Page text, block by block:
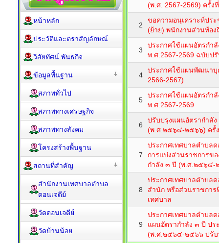
(พ.ศ. 2567-2569) ครั้ง
2
ขอความอนุเคราะห์ปร
(ย้าย) พนักงานส่วนท้อง
3
ประกาศใช้แผนอัตรกำ
พ.ศ.2567-2569 ฉบับป
4
ประกาศใช้แผนพัฒนา
2566-2567)
5
ประกาศใช้แผนอัตรกำ
พ.ศ.2567-2569
6
ปรับปรุงแผนอัตรากำลั
(พ.ศ.๒๕๖๔-๒๕๖๖) ครั้
7
ประกาศเทศบาลตำบลด
การแบ่งส่วนราชการข
กำลัง ๓ ปี (พ.ศ.๒๕๖๔-
8
ประกาศเทศบาลตำบลด
สำนัก หรือส่วนราชการ
เทศบาล
9
ประกาศเทศบาลตำบลด
แผนอัตรากำลัง ๓ ปี ป
(พ.ศ.๒๕๖๔-๒๕๖๖ ปรับ
หน้าหลัก
ประวัติและตราสัญลักษณ์
วิสัยทัศน์ พันธกิจ
ข้อมูลพื้นฐาน
สภาพทั่วไป
สภาพทางเศรษฐกิจ
สภาพทางสังคม
โครงสร้างพื้นฐาน
สถานที่สำคัญ
สำนักงานเทศบาลตำบล
ดอนเจดีย์
วัดดอนเจดีย์
วัดบ้านน้อย